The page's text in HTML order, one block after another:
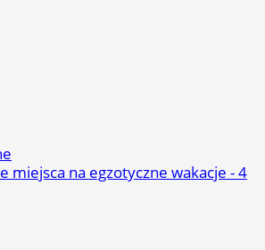
miejsca na egzotyczne wakacje - 4